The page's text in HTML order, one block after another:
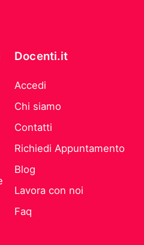
Docenti.it
Accedi
Chi siamo
Contatti
Richiedi Appuntamento
Blog
Lavora con noi
Faq